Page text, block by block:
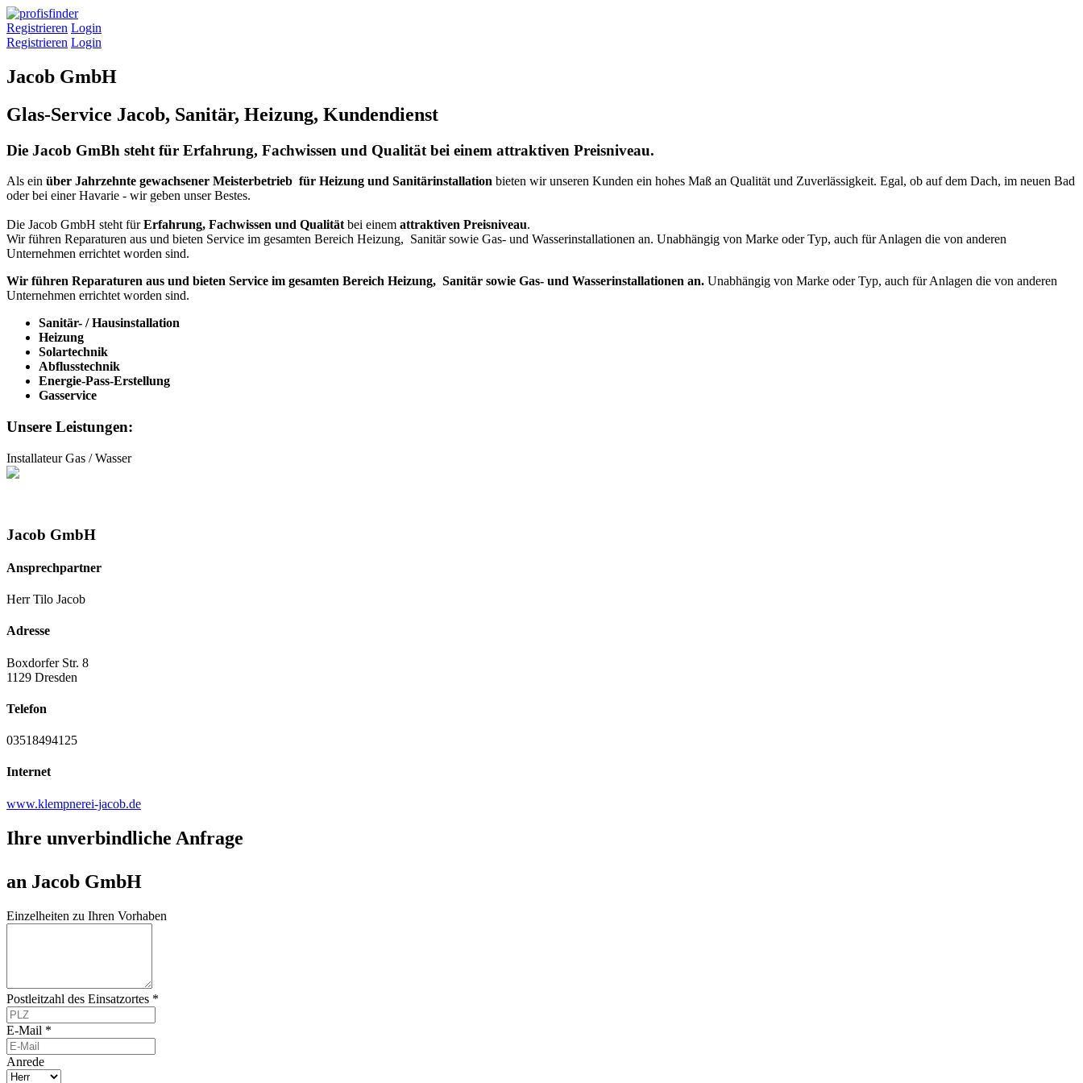
Registrieren Login
Registrieren Login
Jacob GmbH
Glas-Service Jacob, Sanitär, Heizung, Kundendienst
Die Jacob GmBh steht für Erfahrung, Fachwissen und Qualität bei einem attraktiven Preisniveau.
Als ein über Jahrzehnte gewachsener Meisterbetrieb für Heizung und Sanitärinstallation bieten wir unseren Kunden ein hohes Maß an Qualität und Zuverlässigkeit. Egal, ob auf dem Dach, im neuen Bad
oder bei einer Havarie - wir geben unser Bestes.
Die Jacob GmbH steht fürErfahrung, Fachwissen und Qualitätbei einem attraktiven Preisniveau.
Wir führen Reparaturen aus und bieten Service im gesamten Bereich Heizung, Sanitär sowie Gas- und Wasserinstallationen an. Unabhängig von Marke oder Typ, auch für Anlagen die von anderen
Unternehmen errichtet worden sind.
Wir führen Reparaturen aus und bieten Service im gesamten Bereich Heizung, Sanitär sowie Gas- und Wasserinstallationen an. Unabhängig von Marke oder Typ, auch für Anlagen die von anderen
Unternehmen errichtet worden sind.
Sanitär- / Hausinstallation
Heizung
Solartechnik
Abflusstechnik
Energie-Pass-Erstellung
Gasservice
Unsere Leistungen:
Installateur Gas / Wasser
Jacob GmbH
Ansprechpartner
Herr Tilo Jacob
Adresse
Boxdorfer Str. 8
1129 Dresden
Telefon
03518494125
Internet
www.klempnerei-jacob.de
Ihre unverbindliche Anfrage
an Jacob GmbH
Einzelheiten zu Ihren Vorhaben
Postleitzahl des Einsatzortes *
E-Mail *
Anrede